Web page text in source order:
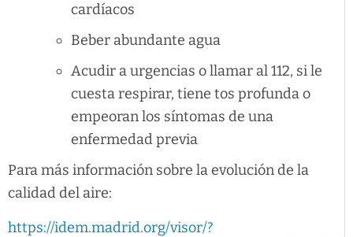
cardíacos
Beber abundante agua
Acudir a urgencias o llamar al 112, si le
cuesta respirar, tiene tos profunda o
empeoran los síntomas de una
enfermedad previa
Para más información sobre la evolución de la
calidad del aire:
https://idem.madrid.org/visor/?